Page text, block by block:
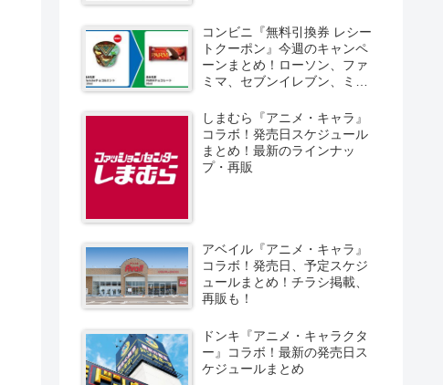
コンビニ『無料引換券 レシー
トクーポン』今週のキャンペ
ーンまとめ！ローソン、ファ
ミマ、セブンイレブン、ミニ
しまむら『アニメ・キャラ』
コラボ！発売日スケジュール
まとめ！最新のラインナッ
プ・再販
アベイル『アニメ・キャラ』
コラボ！発売日、予定スケジ
ュールまとめ！チラシ掲載、
再販も！
ドンキ『アニメ・キャラクタ
ー』コラボ！最新の発売日ス
ケジュールまとめ